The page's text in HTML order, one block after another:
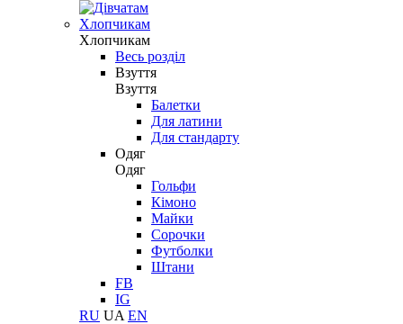
Хлопчикам
Хлопчикам
Весь розділ
Взуття
Взуття
Балетки
Для латини
Для стандарту
Одяг
Одяг
Гольфи
Кімоно
Майки
Сорочки
Футболки
Штани
FB
IG
RU UA EN